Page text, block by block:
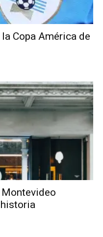
Copa América de
Montevideo
historia